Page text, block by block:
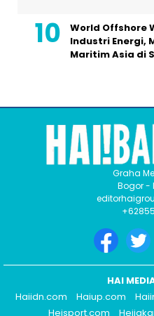
World Offshore
Industri Energi,
Maritim Asia di
Graha
Bogor -
HAI
Haiidn.com
Haiup.com
Heisport.com